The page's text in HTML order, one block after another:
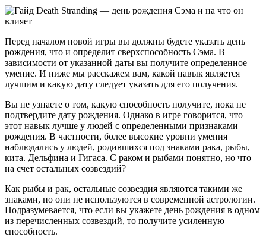
Перед началом новой игры вы должны будете указать день
рождения, что и определит сверхспособность Сэма. В
зависимости от указанной даты вы получите определенное
умение. И ниже мы расскажем вам, какой навык является
лучшим и какую дату следует указать для его получения.
Вы не узнаете о том, какую способность получите, пока не
подтвердите дату рождения. Однако в игре говорится, что
этот навык лучше у людей с определенными признаками
рождения. В частности, более высокие уровни умения
наблюдались у людей, родившихся под знаками рака, рыбы,
кита. Дельфина и Гигаса. С раком и рыбами понятно, но что
на счет остальных созвездий?
Как рыбы и рак, остальные созвездия являются такими же
знаками, но они не используются в современной астрологии.
Подразумевается, что если вы укажете день рождения в одном
из перечисленных созвездий, то получите усиленную
способность.